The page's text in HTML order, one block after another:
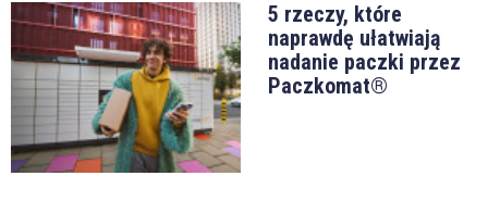
5 rzeczy, które
naprawdę ułatwiają
nadanie paczki przez
Paczkomat®